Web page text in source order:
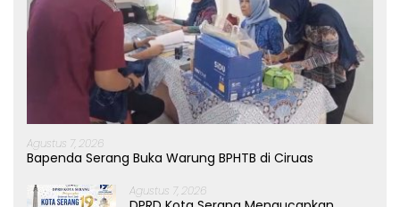
Agustus 7, 2026
Bapenda Serang Buka Warung BPHTB di Ciruas
Agustus 7, 2026